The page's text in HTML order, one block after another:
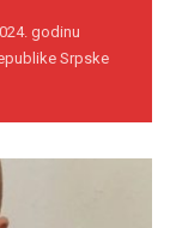
godinu
Srpske